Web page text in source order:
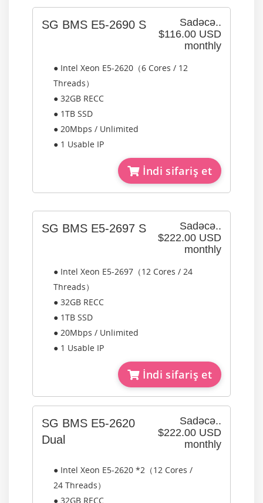
Sadəcə..
$116.00 USD
monthly
SG BMS E5-2690 S
● Intel Xeon E5-2620（6 Cores / 12
Threads）
● 32GB RECC
● 1TB SSD
● 20Mbps / Unlimited
● 1 Usable IP
İndi sifariş et
Sadəcə..
$222.00 USD
monthly
SG BMS E5-2697 S
● Intel Xeon E5-2697（12 Cores / 24
Threads）
● 32GB RECC
● 1TB SSD
● 20Mbps / Unlimited
● 1 Usable IP
İndi sifariş et
Sadəcə..
$222.00 USD
monthly
SG BMS E5-2620
Dual
● Intel Xeon E5-2620 *2（12 Cores /
24 Threads）
● 32GB RECC